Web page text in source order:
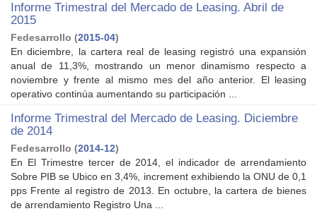
Informe Trimestral del Mercado de Leasing. Abril de
2015
Fedesarrollo (2015-04)
En diciembre, la cartera real de leasing registró una expansión
anual de 11,3%, mostrando un menor dinamismo respecto a
noviembre y frente al mismo mes del año anterior. El leasing
operativo continúa aumentando su participación ...
Informe Trimestral del Mercado de Leasing. Diciembre
de 2014
Fedesarrollo (2014-12)
En El Trimestre tercer de 2014, el indicador de arrendamiento
Sobre PIB se Ubico en 3,4%, increment exhibiendo la ONU de 0,1
pps Frente al registro de 2013. En octubre, la cartera de bienes
de arrendamiento Registro Una ...